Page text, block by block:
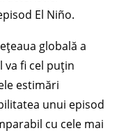
El Niño.
globală a
va fi cel puțin
estimări
unui episod
cu cele mai